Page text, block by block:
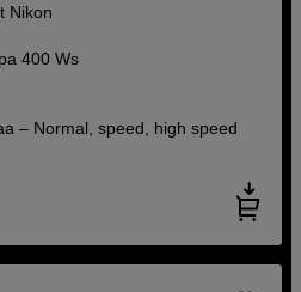
Nikon
400 Ws
– Normal, speed, high speed